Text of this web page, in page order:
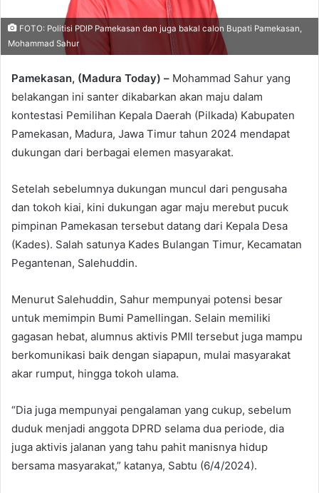
FOTO: Politisi PDIP Pamekasan dan juga bakal calon Bupati Pamekasan,
Mohammad Sahur
Pamekasan, (Madura Today) – Mohammad Sahur yang
belakangan ini santer dikabarkan akan maju dalam
kontestasi Pemilihan Kepala Daerah (Pilkada) Kabupaten
Pamekasan, Madura, Jawa Timur tahun 2024 mendapat
dukungan dari berbagai elemen masyarakat.
Setelah sebelumnya dukungan muncul dari pengusaha
dan tokoh kiai, kini dukungan agar maju merebut pucuk
pimpinan Pamekasan tersebut datang dari Kepala Desa
(Kades). Salah satunya Kades Bulangan Timur, Kecamatan
Pegantenan, Salehuddin.
Menurut Salehuddin, Sahur mempunyai potensi besar
untuk memimpin Bumi Pamellingan. Selain memiliki
gagasan hebat, alumnus aktivis PMII tersebut juga mampu
berkomunikasi baik dengan siapapun, mulai masyarakat
akar rumput, hingga tokoh ulama.
“Dia juga mempunyai pengalaman yang cukup, sebelum
duduk menjadi anggota DPRD selama dua periode, dia
juga aktivis jalanan yang tahu pahit manisnya hidup
bersama masyarakat,” katanya, Sabtu (6/4/2024).